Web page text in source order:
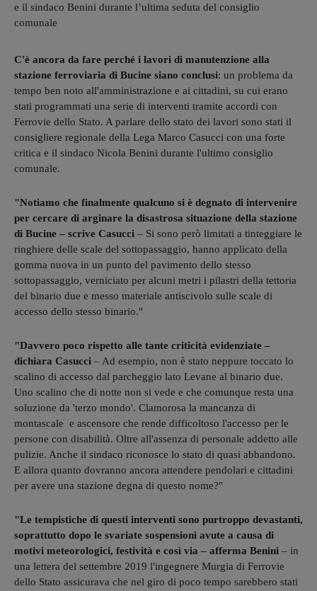
e il sindaco Benini durante l’ultima seduta del consiglio
comunale
C'è ancora da fare perché i lavori di manutenzione alla
stazione ferroviaria di Bucine siano conclusi: un problema da
tempo ben noto all'amministrazione e ai cittadini, su cui erano
stati programmati una serie di interventi tramite accordi con
Ferrovie dello Stato. A parlare dello stato dei lavori sono stati il
consigliere regionale della Lega Marco Casucci con una forte
critica e il sindaco Nicola Benini durante l'ultimo consiglio
comunale.
"Notiamo che finalmente qualcuno si è degnato di intervenire
per cercare di arginare la disastrosa situazione della stazione
di Bucine – scrive Casucci – Si sono però limitati a tinteggiare le
ringhiere delle scale del sottopassaggio, hanno applicato della
gomma nuova in un punto del pavimento dello stesso
sottopassaggio, verniciato per alcuni metri i pilastri della tettoria
del binario due e messo materiale antiscivolo sulle scale di
accesso dello stesso binario."
"Davvero poco rispetto alle tante criticità evidenziate –
dichiara Casucci – Ad esempio, non è stato neppure toccato lo
scalino di accesso dal parcheggio lato Levane al binario due.
Uno scalino che di notte non si vede e che comunque resta una
soluzione da 'terzo mondo'. Clamorosa la mancanza di
montascale e ascensore che rende difficoltoso l'accesso per le
persone con disabilità. Oltre all'assenza di personale addetto alle
pulizie. Anche il sindaco riconosce lo stato di quasi abbandono.
E allora quanto dovranno ancora attendere pendolari e cittadini
per avere una stazione degna di questo nome?"
"Le tempistiche di questi interventi sono purtroppo devastanti,
soprattutto dopo le svariate sospensioni avute a causa di
motivi meteorologici, festività e così via – afferma Benini – in
una lettera del settembre 2019 l'ingegnere Murgia di Ferrovie
dello Stato assicurava che nel giro di poco tempo sarebbero stati